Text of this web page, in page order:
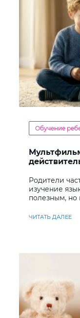
Обучение
Родители
изучение
полезным, но
ЧИТАТЬ ДАЛЕЕ